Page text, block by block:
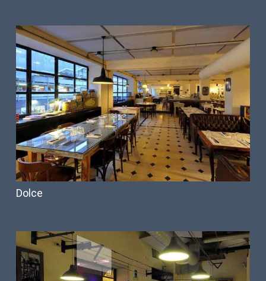
Dolce